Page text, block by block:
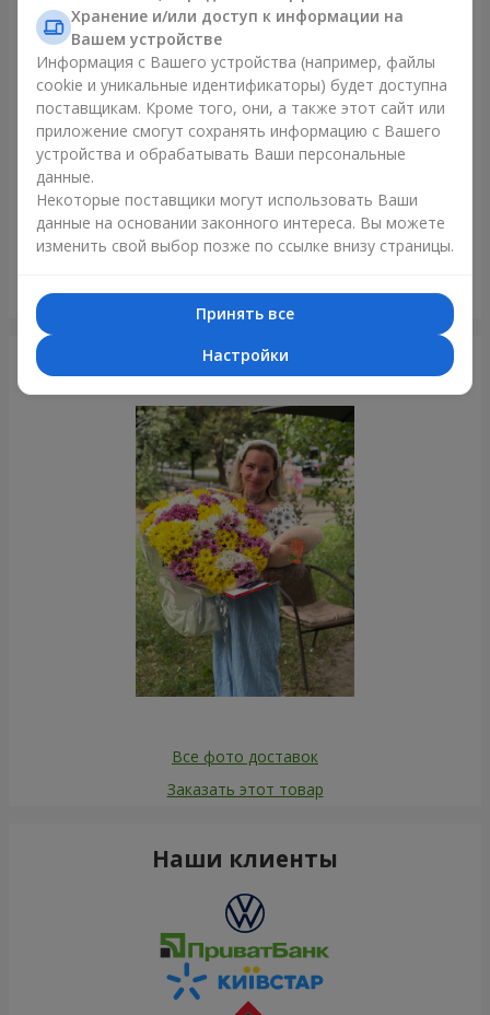
Только что доставили
Киев
Фотогалерея
Все фото доставок
Заказать этот товар
Наши клиенты
Хранение и/или доступ к информации на
Вашем устройстве
Информация с Вашего устройства (например, файлы
cookie и уникальные идентификаторы) будет доступна
поставщикам. Кроме того, они, а также этот сайт или
приложение смогут сохранять информацию с Вашего
устройства и обрабатывать Ваши персональные
данные.
Некоторые поставщики могут использовать Ваши
данные на основании законного интереса. Вы можете
изменить свой выбор позже по ссылке внизу страницы.
Принять все
Настройки